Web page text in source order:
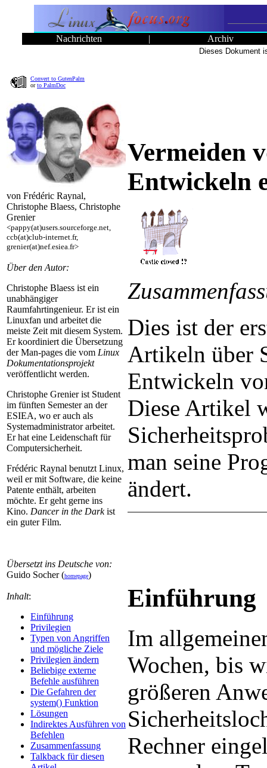
Nachrichten | Archiv
Dieses Dokument
Convert to GutenPalm
orto PalmDoc
von Frédéric Raynal,
Christophe Blaess, Christophe
Grenier
<pappy(at)users.sourceforge.net,
ccb(at)club-internet.fr,
grenier(at)nef.esiea.fr>
Über den Autor:
Christophe Blaess ist ein
unabhängiger
Raumfahrtingenieur. Er ist ein
Linuxfan und arbeitet die
meiste Zeit mit diesem System.
Er koordiniert die Übersetzung
der Man-pages die vom Linux
Dokumentationsprojekt
veröffentlicht werden.
Christophe Grenier ist Student
im fünften Semester an der
ESIEA, wo er auch als
Systemadministrator arbeitet.
Er hat eine Leidenschaft für
Computersicherheit.
Frédéric Raynal benutzt Linux,
weil er mit Software, die keine
Patente enthält, arbeiten
möchte. Er geht gerne ins
Kino. Dancer in the Darkist
ein guter Film.
Übersetzt ins Deutsche von:
Guido Socher (homepage)
Inhalt:
Einführung
Privilegien
Typen von Angriffen
und mögliche Ziele
Privilegien ändern
Beliebige externe
Befehle ausführen
Die Gefahren der
system() Funktion
Lösungen
Indirektes Ausführen von
Befehlen
Zusammenfassung
Talkback für diesen
Vermeiden
Entwickeln
Dies ist der
Artikeln über
Entwickeln
Diese Artikel
man seine
ändert.
Einführung
Im
Wochen, bis
größeren
Rechner